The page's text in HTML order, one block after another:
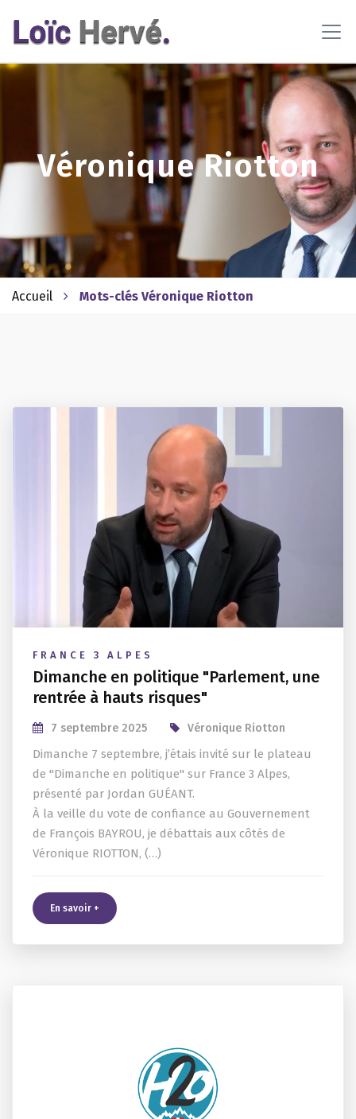
Véronique Riotton
Accueil Mots-clés Véronique Riotton
FRANCE 3 ALPES
Dimanche en politique "Parlement, une
rentrée à hauts risques"
7 septembre 2025 Véronique Riotton
Dimanche 7 septembre, j’étais invité sur le plateau
de "Dimanche en politique" sur France 3 Alpes,
présenté par Jordan GUÉANT.
À la veille du vote de confiance au Gouvernement
de François BAYROU, je débattais aux côtés de
Véronique RIOTTON, (…)
En savoir +
l'utilisation de cookies pour vous proposer des contenus et
services adaptés